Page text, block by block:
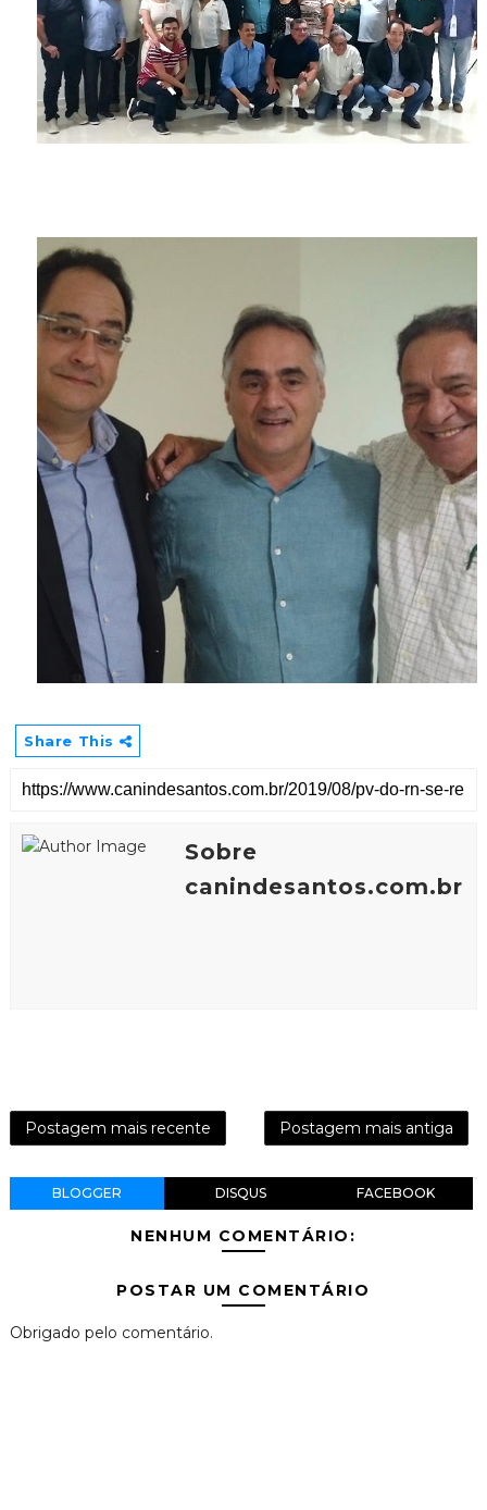
Share This
Sobre
canindesantos.com.br
Postagem mais recente Postagem mais antiga
BLOGGER DISQUS FACEBOOK
NENHUM COMENTÁRIO:
POSTAR UM COMENTÁRIO
Obrigado pelo comentário.